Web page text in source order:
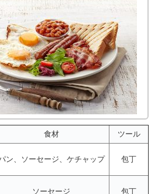
食材 ツール
ン、ソーセージ、ケチャップ 包丁
ソーセージ 包丁